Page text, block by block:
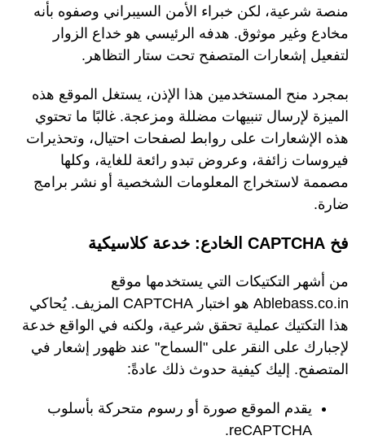
منصة شرعية، لكن خبراء الأمن السيبراني وصفوه بأنه
مخادع وغير موثوق. هدفه الرئيسي هو خداع الزوار
لتفعيل إشعارات المتصفح تحت ستار التظاهر.
بمجرد منح المستخدمين هذا الإذن، يستغل الموقع هذه
الميزة لإرسال تنبيهات مضللة ومزعجة. غالبًا ما تحتوي
هذه الإشعارات على روابط لصفحات احتيال، وتحذيرات
فيروسات زائفة، وعروض تبدو رائعة للغاية، وكلها
مصممة لاستخراج المعلومات الشخصية أو نشر برامج
ضارة.
فخ CAPTCHA الخادع: خدعة كلاسيكية
من أشهر التكتيكات التي يستخدمها موقع
Ablebass.co.in هو اختبار CAPTCHA المزيف. يُحاكي
هذا التكتيك عملية تحقق شرعية، ولكنه في الواقع خدعة
لإجبارك على النقر على "السماح" عند ظهور إشعار في
المتصفح. إليك كيفية حدوث ذلك عادةً:
يقدم الموقع صورة أو رسوم متحركة بأسلوب
reCAPTCHA.